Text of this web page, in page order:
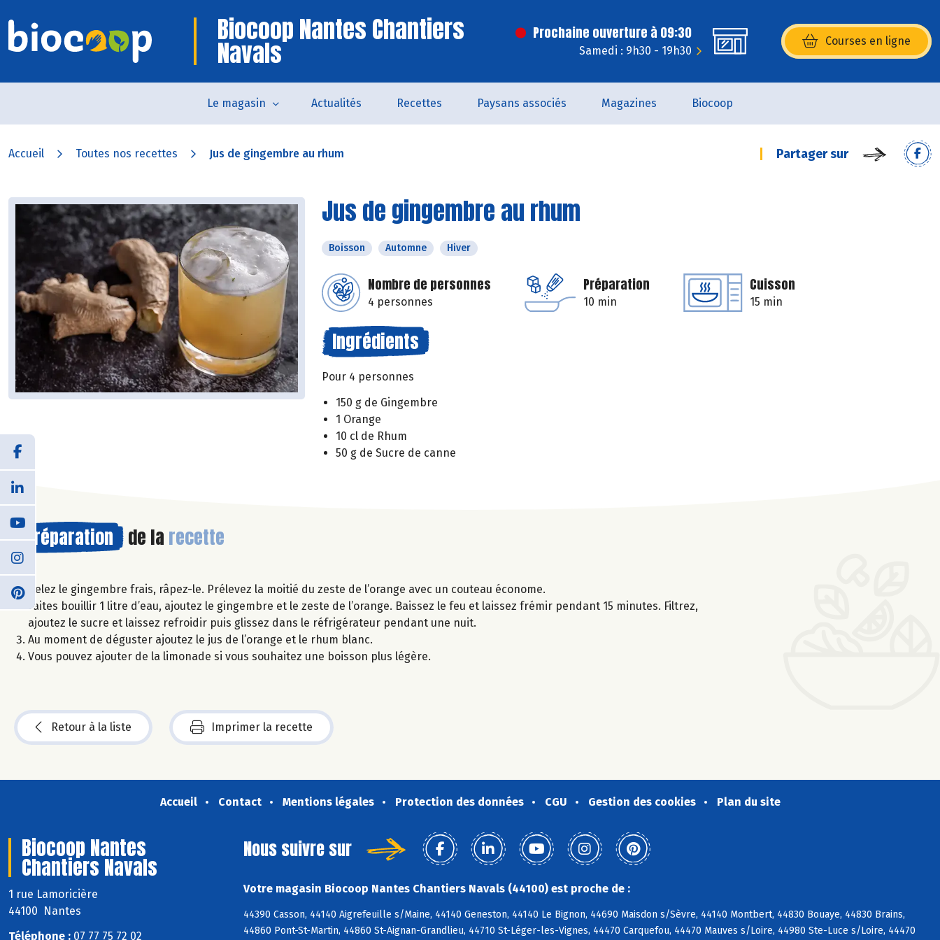
Biocoop Nantes Chantiers
Navals
Prochaine ouverture à 09:30
Samedi : 9h30 - 19h30
Courses en ligne
(s’ouvre dans une nouvelle
Le magasin Actualités Recettes Paysans associés Magazines Biocoop
Accueil Toutes nos recettes Jus de gingembre au rhum Partager sur
Jus de gingembre au rhum
Boisson Automne Hiver
Nombre de personnes
4 personnes
Préparation
10 min
Cuisson
15 min
Ingrédients
Pour 4 personnes
150 g de Gingembre
1 Orange
10 cl de Rhum
50 g de Sucre de canne
Préparation de la recette
Pelez le gingembre frais, râpez-le. Prélevez la moitié du zeste de l’orange avec un couteau économe.
Faites bouillir 1 litre d’eau, ajoutez le gingembre et le zeste de l’orange. Baissez le feu et laissez frémir pendant 15 minutes. Filtrez,
ajoutez le sucre et laissez refroidir puis glissez dans le réfrigérateur pendant une nuit.
Au moment de déguster ajoutez le jus de l’orange et le rhum blanc.
Vous pouvez ajouter de la limonade si vous souhaitez une boisson plus légère.
Retour à la liste Imprimer la recette
Accueil Contact Mentions légales Protection des données CGU Gestion des cookies Plan du site
Biocoop Nantes
Chantiers Navals
1 rue Lamoricière
44100 Nantes
Téléphone : 07 77 75 72 02
Nous suivre sur
Votre magasin Biocoop Nantes Chantiers Navals (44100) est proche de :
44390 Casson, 44140 Aigrefeuille s/Maine, 44140 Geneston, 44140 Le Bignon, 44690 Maisdon s/Sèvre, 44140 Montbert, 44830 Bouaye, 44830 Brains,
44860 Pont-St-Martin, 44860 St-Aignan-Grandlieu, 44710 St-Léger-les-Vignes, 44470 Carquefou, 44470 Mauves s/Loire, 44980 Ste-Luce s/Loire, 44470